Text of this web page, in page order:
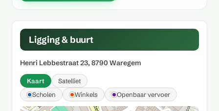
Ligging & buurt
Henri Lebbestraat 23, 8790 Waregem
Kaart
Satelliet
Scholen
Winkels Openbaar vervoer